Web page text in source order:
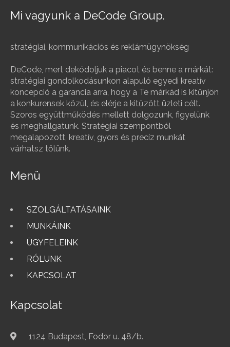
Mi vagyunk a DeCode Group.
stratégiai, kommunikációs és reklámügynökség
DeCode, mert dekódoljuk a piacot és benne a márkát:
stratégiai gondolkodásunkon alapuló egyedi kreatív
koncepció a garancia arra, hogy a Te márkád is kitűnjön
a konkurensek közül, és elérje a kitűzött üzleti célt.
Szoros együttműködés mellett dolgozunk, figyelünk
és meghallgatunk. Stratégiai szempontból
megalapozott, kreatív, gyors és precíz munkát
várhatsz tőlünk.
Menü
SZOLGÁLTATÁSAINK
MUNKÁINK
ÜGYFELEINK
RÓLUNK
KAPCSOLAT
Kapcsolat
1124 Budapest, Fodor u. 48/b.